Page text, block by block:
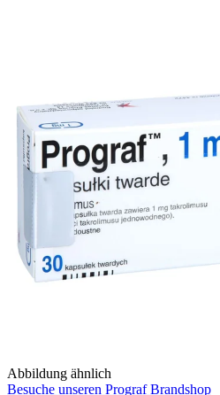
Abbildung ähnlich
Besuche unseren Prograf Brandshop